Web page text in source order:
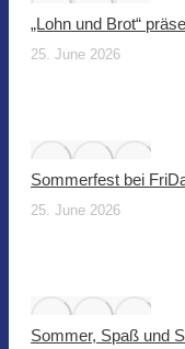
„Lohn und Brot“
25. June 2026
Sommerfest bei
25. June 2026
Sommer, Spaß und